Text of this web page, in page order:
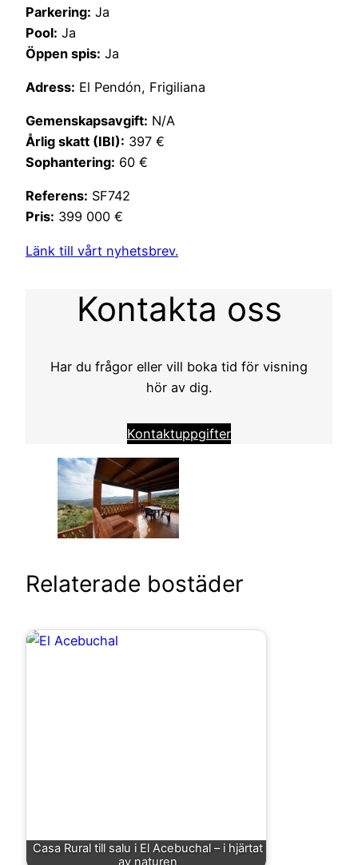
Parkering: Ja
Pool: Ja
Öppen spis: Ja
Adress: El Pendón, Frigiliana
Gemenskapsavgift: N/A
Årlig skatt (IBI): 397 €
Sophantering: 60 €
Referens: SF742
Pris: 399 000 €
Länk till vårt nyhetsbrev.
Kontakta oss
Har du frågor eller vill boka tid för visning
hör av dig.
Kontaktuppgifter
Relaterade bostäder
Casa Rural till salu i El Acebuchal – i hjärtat
av naturen